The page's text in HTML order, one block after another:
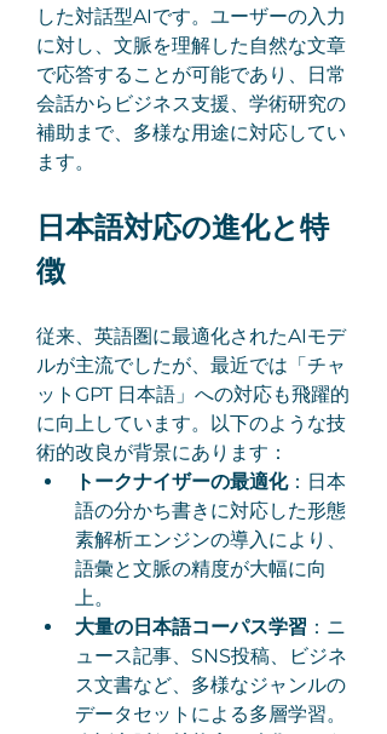
した対話型AIです。ユーザーの入力
に対し、文脈を理解した自然な文章
で応答することが可能であり、日常
会話からビジネス支援、学術研究の
補助まで、多様な用途に対応してい
ます。
日本語対応の進化と特
徴
従来、英語圏に最適化されたAIモデ
ルが主流でしたが、最近では「チャ
ットGPT 日本語」への対応も飛躍的
に向上しています。以下のような技
術的改良が背景にあります：
トークナイザーの最適化：日本
語の分かち書きに対応した形態
素解析エンジンの導入により、
語彙と文脈の精度が大幅に向
上。
大量の日本語コーパス学習 ：ニ
ュース記事、SNS投稿、ビジネ
ス文書など、多様なジャンルの
データセットによる多層学習。